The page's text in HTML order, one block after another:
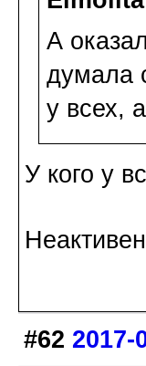
А
думала
у всех,
У кого у
Неактивен
#62 2017-